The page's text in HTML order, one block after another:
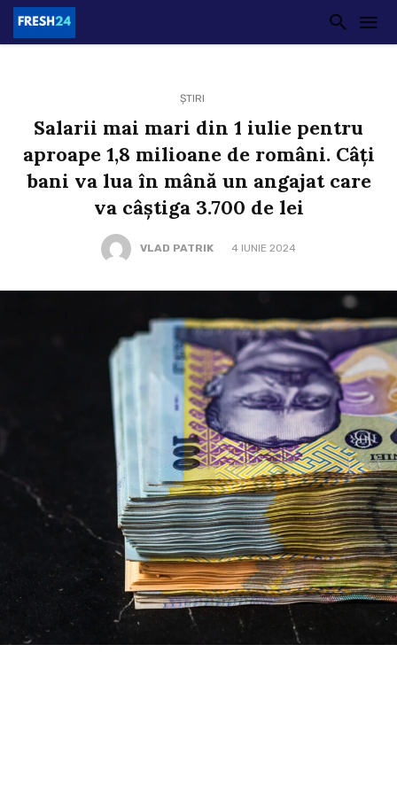
ȘTIRI
Salarii mai mari din 1 iulie pentru
aproape 1,8 milioane de români. Câți
bani va lua în mână un angajat care
va câștiga 3.700 de lei
VLAD PATRIK 4 IUNIE 2024